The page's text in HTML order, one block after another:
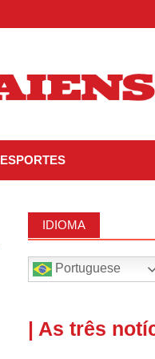
ESPORTES
IDIOMA
Portuguese
| As três